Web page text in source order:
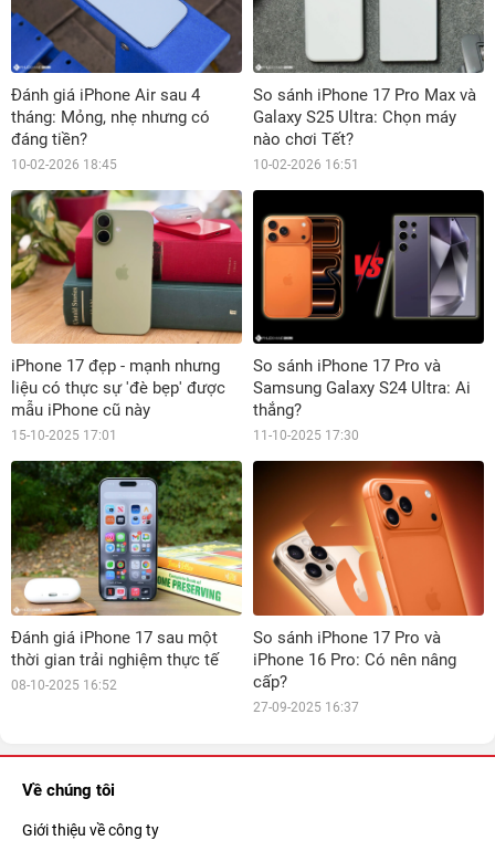
Đánh giá iPhone Air sau 4
tháng: Mỏng, nhẹ nhưng có
đáng tiền?
10-02-2026 18:45
So sánh iPhone 17 Pro Max và
Galaxy S25 Ultra: Chọn máy
nào chơi Tết?
10-02-2026 16:51
iPhone 17 đẹp - mạnh nhưng
liệu có thực sự 'đè bẹp' được
mẫu iPhone cũ này
15-10-2025 17:01
So sánh iPhone 17 Pro và
Samsung Galaxy S24 Ultra: Ai
thắng?
11-10-2025 17:30
Đánh giá iPhone 17 sau một
thời gian trải nghiệm thực tế
08-10-2025 16:52
So sánh iPhone 17 Pro và
iPhone 16 Pro: Có nên nâng
cấp?
27-09-2025 16:37
Về chúng tôi
Giới thiệu về công ty